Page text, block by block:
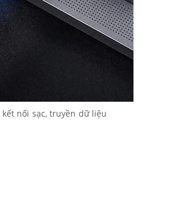
nối sạc, truyền dữ liệu